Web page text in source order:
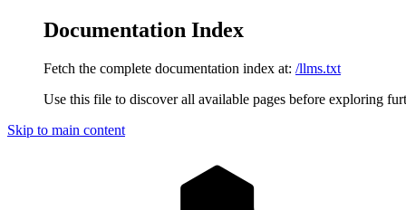
Documentation Index
Fetch the complete documentation index at: /llms.txt
Use this file to discover all available pages before exploring
Skip to main content